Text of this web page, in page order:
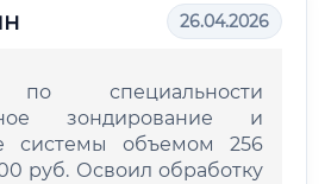
26.04.2026
по специальности
зондирование и
системы объемом 256
руб. Освоил обработку